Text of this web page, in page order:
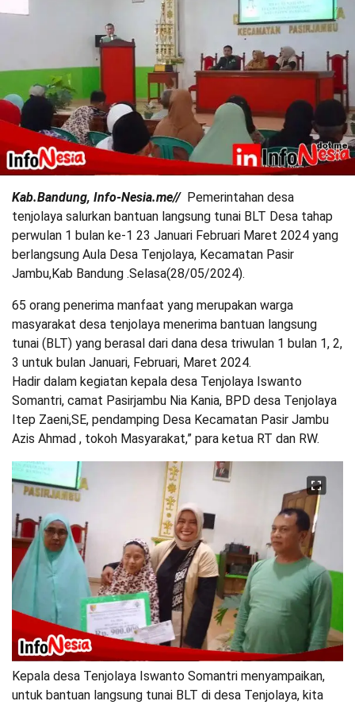
Kab.Bandung, Info-Nesia.me// Pemerintahan desa
tenjolaya salurkan bantuan langsung tunai BLT Desa tahap
perwulan 1 bulan ke-1 23 Januari Februari Maret 2024 yang
berlangsung Aula Desa Tenjolaya, Kecamatan Pasir
Jambu,Kab Bandung .Selasa(28/05/2024).
65 orang penerima manfaat yang merupakan warga
masyarakat desa tenjolaya menerima bantuan langsung
tunai (BLT) yang berasal dari dana desa triwulan 1 bulan 1, 2,
3 untuk bulan Januari, Februari, Maret 2024.
Hadir dalam kegiatan kepala desa Tenjolaya Iswanto
Somantri, camat Pasirjambu Nia Kania, BPD desa Tenjolaya
Itep Zaeni,SE, pendamping Desa Kecamatan Pasir Jambu
Azis Ahmad , tokoh Masyarakat,” para ketua RT dan RW.
Kepala desa Tenjolaya Iswanto Somantri menyampaikan,
untuk bantuan langsung tunai BLT di desa Tenjolaya, kita